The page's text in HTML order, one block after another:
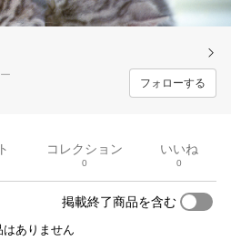
フォローする
コレクション
0
いいね
0
掲載終了商品を含む
はありません